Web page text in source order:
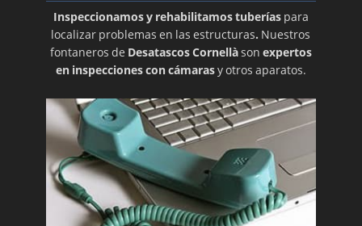
Inspeccionamos y rehabilitamos tuberíaspara
localizar problemas en las estructuras. Nuestros
fontaneros de Desatascos Cornellàson expertos
en inspecciones con cámarasy otros aparatos.